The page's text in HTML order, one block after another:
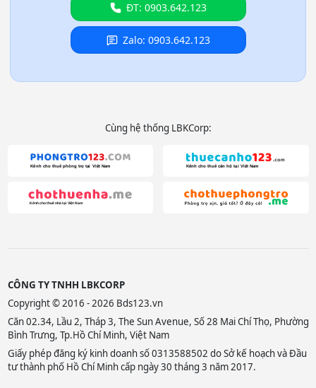
ĐT: 0903.642.123
Zalo: 0903.642.123
Cùng hệ thống LBKCorp:
CÔNG TY TNHH LBKCORP
Copyright © 2016 - 2026 Bds123.vn
Căn 02.34, Lầu 2, Tháp 3, The Sun Avenue, Số 28 Mai Chí Thọ, Phường
Bình Trưng, Tp.Hồ Chí Minh, Việt Nam
Giấy phép đăng ký kinh doanh số 0313588502 do Sở kế hoạch và Đầu
tư thành phố Hồ Chí Minh cấp ngày 30 tháng 3 năm 2017.